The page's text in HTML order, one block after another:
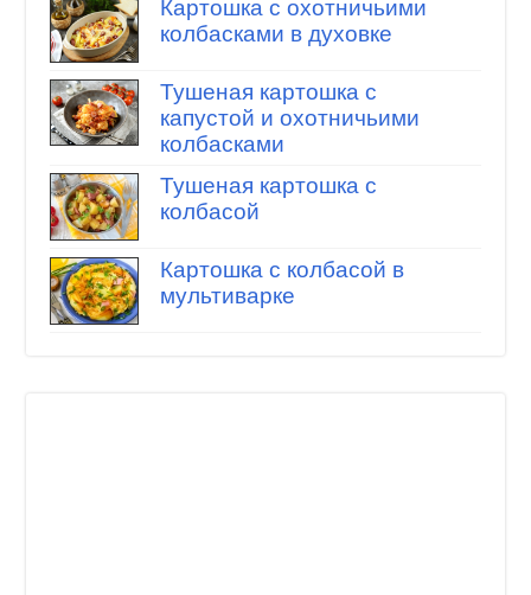
Картошка с охотничьими
колбасками в духовке
Тушеная картошка с
капустой и охотничьими
колбасками
Тушеная картошка с
колбасой
Картошка с колбасой в
мультиварке